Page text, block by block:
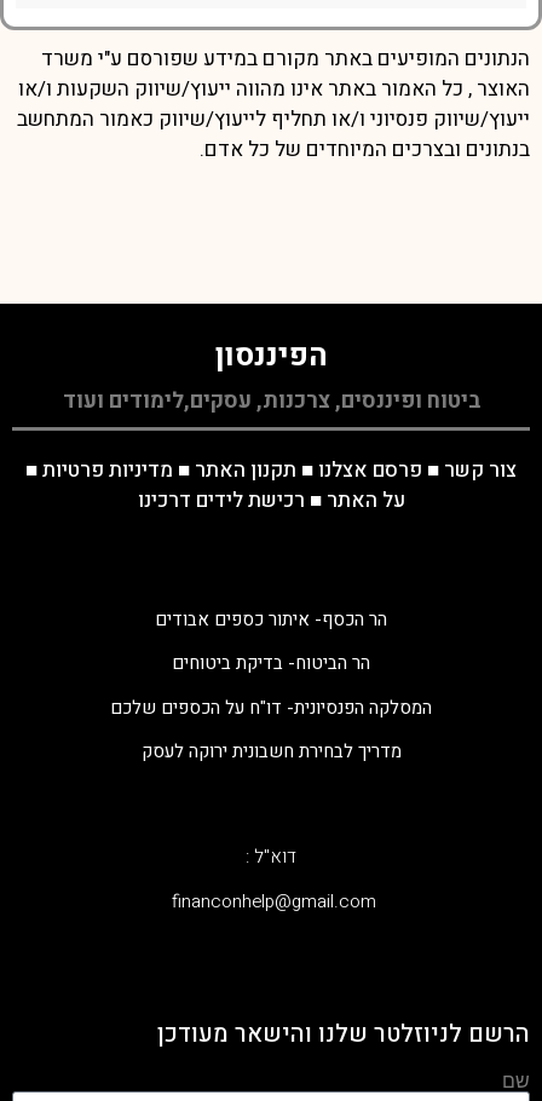
הנתונים המופיעים באתר מקורם במידע שפורסם ע"י משרד
האוצר , כל האמור באתר אינו מהווה ייעוץ/שיווק השקעות ו/או
ייעוץ/שיווק פנסיוני ו/או תחליף לייעוץ/שיווק כאמור המתחשב
בנתונים ובצרכים המיוחדים של כל אדם.
הפיננסון
ביטוח ופיננסים, צרכנות, עסקים,לימודים ועוד
צור קשר ■ פרסם אצלנו ■ תקנון האתר ■ מדיניות פרטיות■
על האתר ■ רכישת לידים דרכינו
הר הכסף- איתור כספים אבודים
הר הביטוח- בדיקת ביטוחים
המסלקה הפנסיונית- דו"ח על הכספים שלכם
מדריך לבחירת חשבונית ירוקה לעסק
דוא"ל :
‫financonhelp@gmail.com‬
הרשם לניוזלטר שלנו והישאר מעודכן
שם